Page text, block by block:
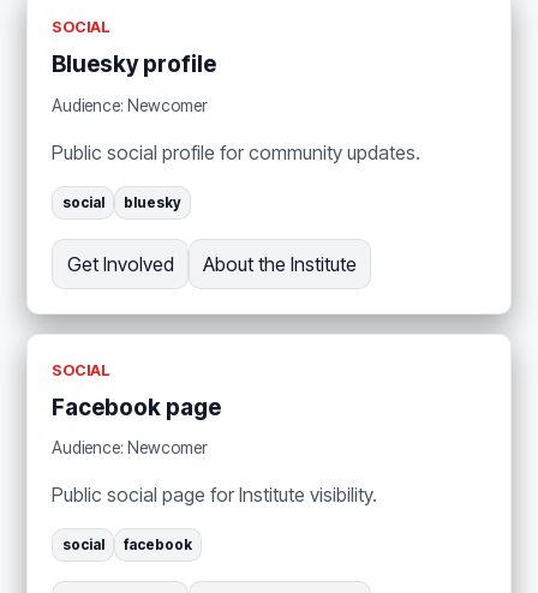
SOCIAL
Bluesky profile
Audience: Newcomer
Public social profile for community updates.
social bluesky
Get Involved About the Institute
SOCIAL
Facebook page
Audience: Newcomer
Public social page for Institute visibility.
social facebook